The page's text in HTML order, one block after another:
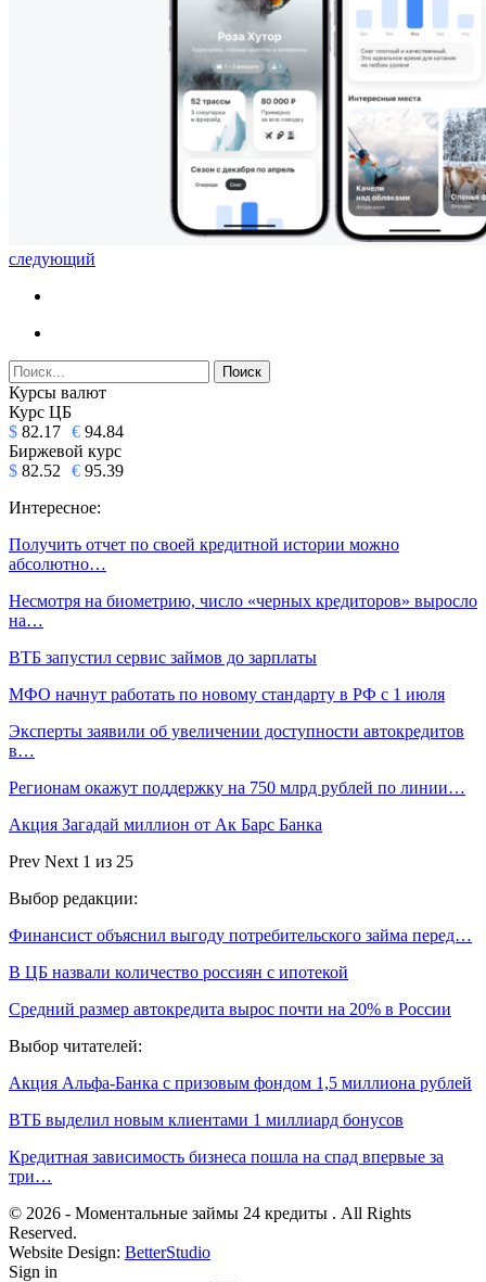
следующий
Курсы валют
Курс ЦБ
$ 82.17 € 94.84
Биржевой курс
$ 82.52 € 95.39
Интересное:
Получить отчет по своей кредитной истории можно
абсолютно…
Несмотря на биометрию, число «черных кредиторов» выросло
на…
ВТБ запустил сервис займов до зарплаты
МФО начнут работать по новому стандарту в РФ с 1 июля
Эксперты заявили об увеличении доступности автокредитов
в…
Регионам окажут поддержку на 750 млрд рублей по линии…
Акция Загадай миллион от Ак Барс Банка
Prev Next 1 из 25
Выбор редакции:
Финансист объяснил выгоду потребительского займа перед…
В ЦБ назвали количество россиян с ипотекой
Средний размер автокредита вырос почти на 20% в России
Выбор читателей:
Акция Альфа-Банка с призовым фондом 1,5 миллиона рублей
ВТБ выделил новым клиентами 1 миллиард бонусов
Кредитная зависимость бизнеса пошла на спад впервые за
три…
© 2026 - Моментальные займы 24 кредиты . All Rights
Reserved.
Website Design: BetterStudio
Sign in